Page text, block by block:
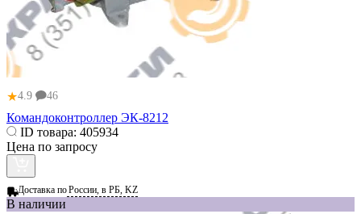
★4.9 46
Командоконтроллер ЭК-8212
ID товара: 405934
Цена по запросу
Доставка поРоссии, в РБ, KZ
В наличии